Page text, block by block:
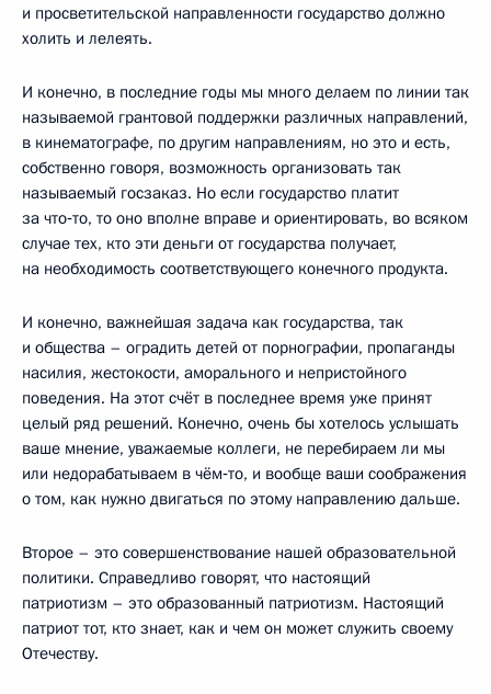
и просветительской направленности государство должно
холить и лелеять.
И конечно, в последние годы мы много делаем по линии так
называемой грантовой поддержки различных направлений,
в кинематографе, по другим направлениям, но это и есть,
собственно говоря, возможность организовать так
называемый госзаказ. Но если государство платит
за что‑то, то оно вполне вправе и ориентировать, во всяком
случае тех, кто эти деньги от государства получает,
на необходимость соответствующего конечного продукта.
И конечно, важнейшая задача как государства, так
и общества – оградить детей от порнографии, пропаганды
насилия, жестокости, аморального и непристойного
поведения. На этот счёт в последнее время уже принят
целый ряд решений. Конечно, очень бы хотелось услышать
ваше мнение, уважаемые коллеги, не перебираем ли мы
или недорабатываем в чём‑то, и вообще ваши соображения
о том, как нужно двигаться по этому направлению дальше.
Второе – это совершенствование нашей образовательной
политики. Справедливо говорят, что настоящий
патриотизм – это образованный патриотизм. Настоящий
патриот тот, кто знает, как и чем он может служить своему
Отечеству.